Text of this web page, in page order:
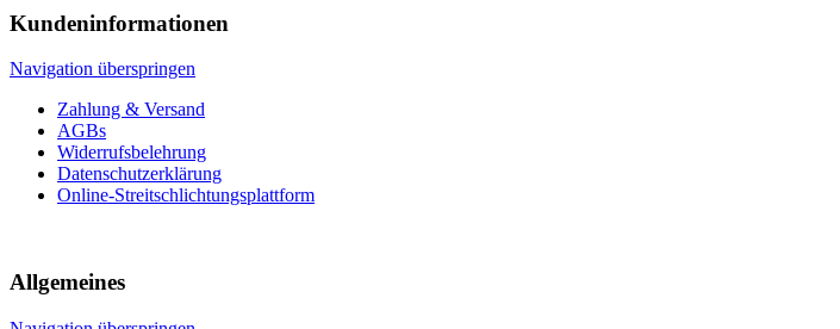
Kundeninformationen
Navigation überspringen
Zahlung & Versand
AGBs
Widerrufsbelehrung
Datenschutzerklärung
Online-Streitschlichtungsplattform
Allgemeines